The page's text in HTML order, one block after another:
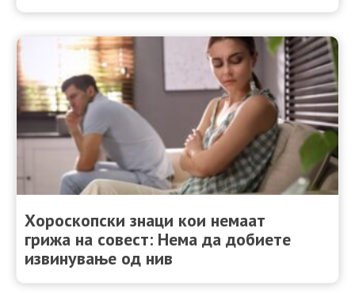
Хороскопски знаци кои немаат
грижа на совест: Нема да добиете
извинување од нив